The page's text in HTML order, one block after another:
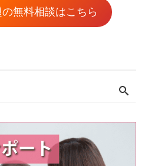
無料相談はこちら